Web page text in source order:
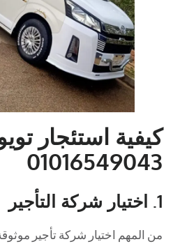
كيفية استئجار
01016549043
1. اختيار شركة التأجير
من المهم اختيار شركة تأجير